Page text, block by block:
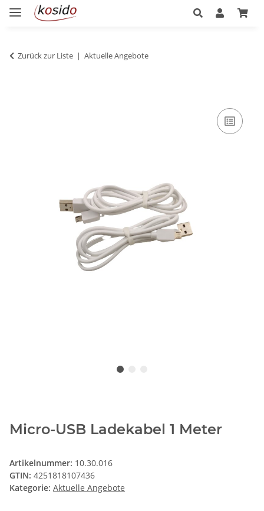
Zurück zur Liste Aktuelle Angebote
Micro-USB Ladekabel 1 Meter
Artikelnummer: 10.30.016
GTIN: 4251818107436
Kategorie: Aktuelle Angebote